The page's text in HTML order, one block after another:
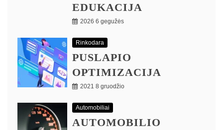
EDUKACIJA
2026 6 gegužės
Rinkodara
PUSLAPIO
OPTIMIZACIJA
2021 8 gruodžio
Automobiliai
AUTOMOBILIO